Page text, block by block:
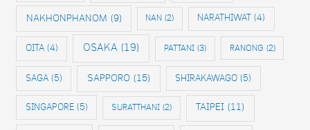
NAKHONPHANOM (9) NAN (2) NARATHIWAT (4)
OITA(4) OSAKA (19) PATTANI (3) RANONG (2)
SAGA(5) SAPPORO (15) SHIRAKAWAGO (5)
SINGAPORE(5) SURATTHANI (2) TAIPEI (11)